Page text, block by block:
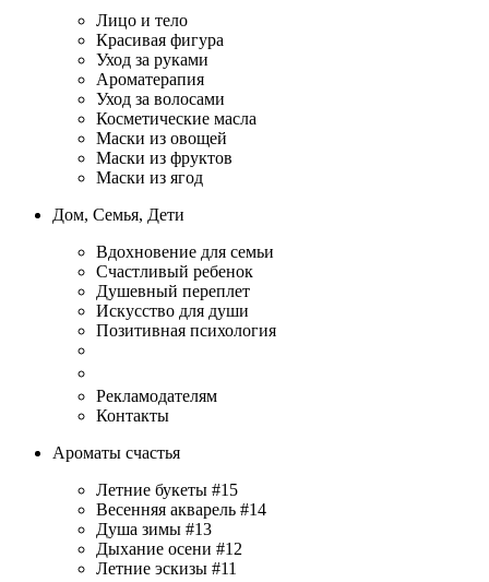
Лицо и тело
Красивая фигура
Уход за руками
Ароматерапия
Уход за волосами
Косметические масла
Маски из овощей
Маски из фруктов
Маски из ягод
Дом, Семья, Дети
Вдохновение для семьи
Счастливый ребенок
Душевный переплет
Искусство для души
Позитивная психология
Рекламодателям
Контакты
Ароматы счастья
Летние букеты #15
Весенняя акварель #14
Душа зимы #13
Дыхание осени #12
Летние эскизы #11